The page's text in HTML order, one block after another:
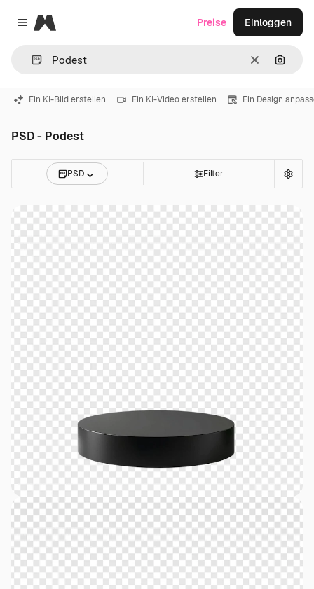
Close menu
Magnific
LöschenNach
Preise Einloggen
Ein KI-Bild erstellen Ein KI-Video erstellen Ein Design
PSD - Podest
PSD Filter